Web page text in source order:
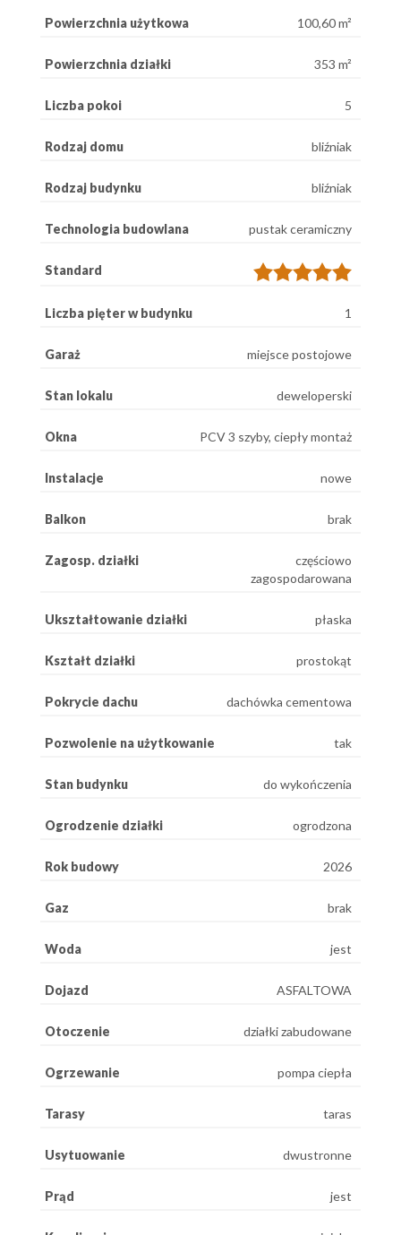
Powierzchnia użytkowa 100,60 m²
Powierzchnia działki 353 m²
Liczba pokoi 5
Rodzaj domu bliźniak
Rodzaj budynku bliźniak
Technologia budowlana pustak ceramiczny
Standard
Liczba pięter w budynku 1
Garaż miejsce postojowe
Stan lokalu deweloperski
Okna PCV 3 szyby, ciepły montaż
Instalacje nowe
Balkon brak
Zagosp. działki
częściowo
zagospodarowana
Ukształtowanie działki płaska
Kształt działki prostokąt
Pokrycie dachu dachówka cementowa
Pozwolenie na użytkowanie tak
Stan budynku do wykończenia
Ogrodzenie działki ogrodzona
Rok budowy 2026
Gaz brak
Woda jest
Dojazd ASFALTOWA
Otoczenie działki zabudowane
Ogrzewanie pompa ciepła
Tarasy taras
Usytuowanie dwustronne
Prąd jest